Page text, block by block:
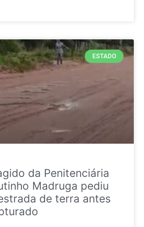
ESTADO
da Penitenciária
Madruga pediu
de terra antes